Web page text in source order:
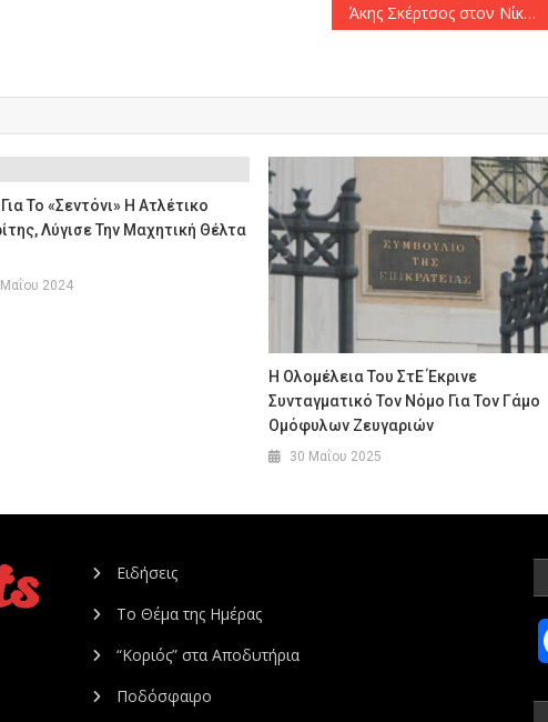
Άκης Σκέρτσος στον Νίκο Ανδρουλάκη: «Να μην κουνάμε το δάχτυλο στα υπόλοιπα κόμματα και στην κοινωνία για ένα θέμα φορτισμένο αξιακά»
Το «σεντόνι» Η Ατλέτικο
Λύγισε Την Μαχητική Θέλτα
2024
Η Ολομέλεια Του ΣτΕ Έκρινε
Συνταγματικό Τον Νόμο Για Τον Γάμο
Ομόφυλων Ζευγαριών
30 Μαΐου 2025
Ειδήσεις
Το Θέμα της Ημέρας
“Κοριός” στα Αποδυτήρια
Ποδόσφαιρο